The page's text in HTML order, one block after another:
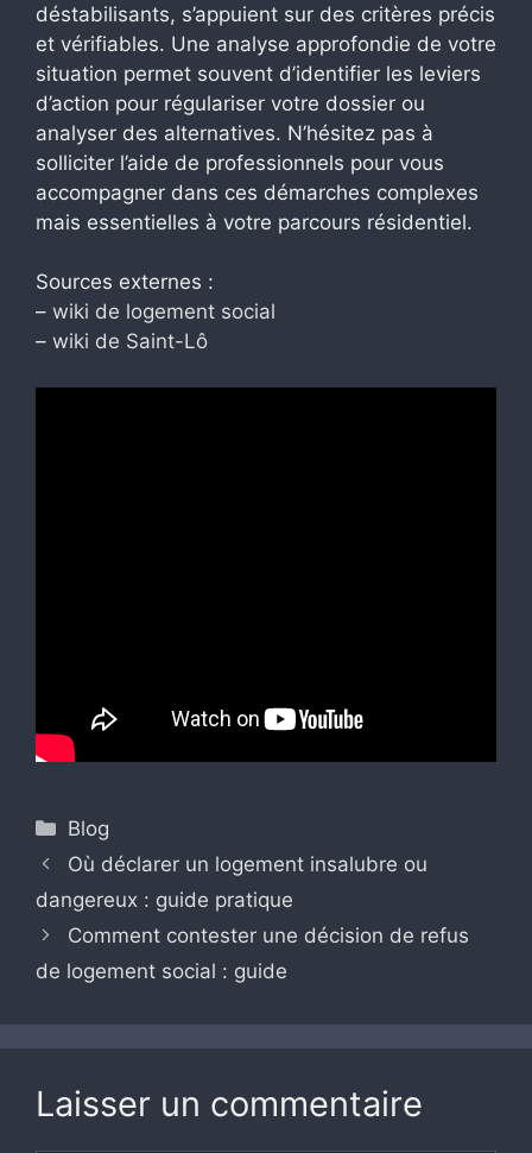
déstabilisants, s’appuient sur des critères précis
et vérifiables. Une analyse approfondie de votre
situation permet souvent d’identifier les leviers
d’action pour régulariser votre dossier ou
analyser des alternatives. N’hésitez pas à
solliciter l’aide de professionnels pour vous
accompagner dans ces démarches complexes
mais essentielles à votre parcours résidentiel.
Sources externes :
– wiki de logement social
– wiki de Saint-Lô
Catégories
Blog
Où déclarer un logement insalubre ou
dangereux : guide pratique
Comment contester une décision de refus
de logement social : guide
Laisser un commentaire